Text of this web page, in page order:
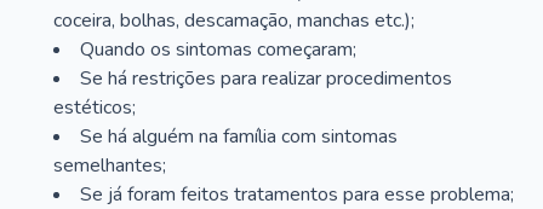
coceira, bolhas, descamação, manchas etc.);
Quando os sintomas começaram;
Se há restrições para realizar procedimentos
estéticos;
Se há alguém na família com sintomas
semelhantes;
Se já foram feitos tratamentos para esse problema;